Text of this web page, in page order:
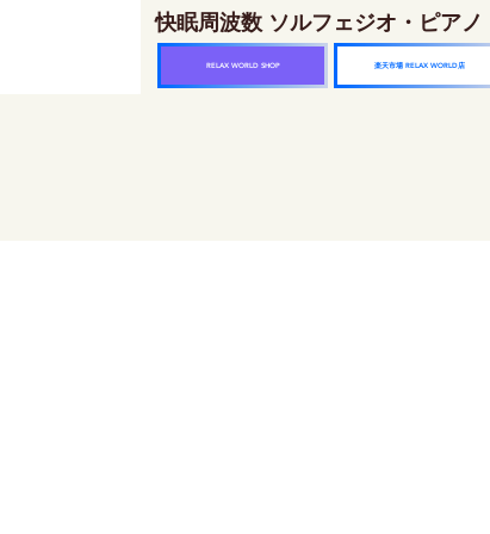
快眠周波数 ソルフェジオ・ピア
RELAX WORLD SHOP 楽天市場 RELAX WORLD店